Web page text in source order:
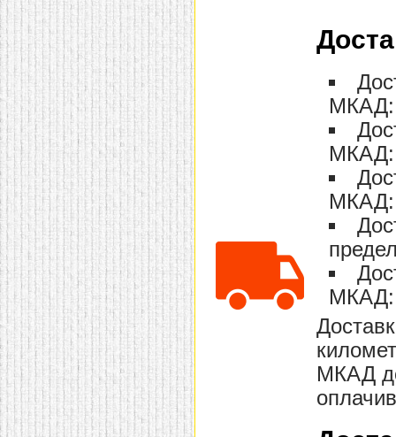
МКАД:
МКАД:
МКАД:
МКАД:
МКАД